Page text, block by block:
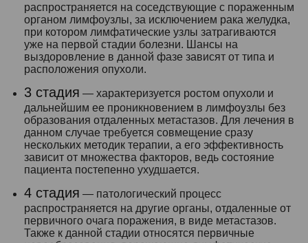
распространяется на соседствующие с пораженным
органом лимфоузлы, за исключением рака желудка,
при котором лимфатические узлы затрагиваются
уже на первой стадии болезни. Шансы на
выздоровление в данной фазе зависят от типа и
расположения опухоли.
3 стадия — характеризуется ростом опухоли и
дальнейшим ее проникновением в лимфоузлы без
образования отдаленных метастазов. Для лечения в
данном случае требуется совмещение сразу
нескольких методик терапии, а его эффективность
зависит от множества факторов, ведь состояние
пациента постепенно ухудшается.
4 стадия — патологический процесс
распространяется на другие органы, отдаленные от
первичного очага поражения, в виде метастазов.
Также к данной стадии относятся первичные